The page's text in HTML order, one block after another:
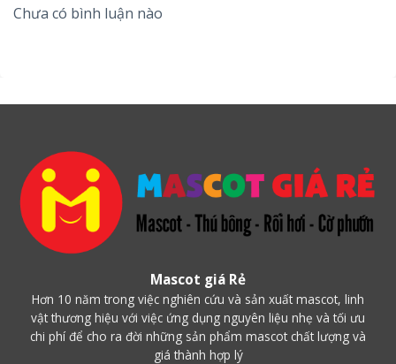
bởi các phụ kiện đi kèm như nón, túi đeo hoặc các phụ
lạ trong sản phẩm.
Chưa có bình luận nào
Mascot giá Rẻ
Hơn 10 năm trong việc nghiên cứu và sản xuất mascot, linh
vật thương hiệu với việc ứng dụng nguyên liệu nhẹ và tối ưu
chi phí để cho ra đời những sản phẩm mascot chất lượng và
giá thành hợp lý